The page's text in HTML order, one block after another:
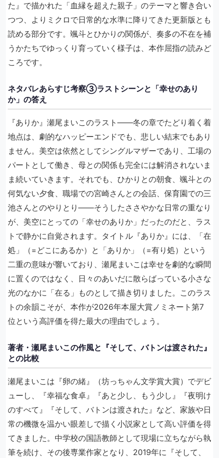
た』で描かれた「血縁を超えた親子」のテーマと響き合い
つつ、よりミクロで日常的な水準に降りてきた更新版とも
読める部分です。颯斗とひかりの関係が、奏多の不在を補
うかたちでゆっくり育っていく様子は、本作屈指の読みど
ころです。
ネタバレあらすじ考察③ラストシーンと「幸せのあり
か」の答え
『ありか』瀬尾まいこのラスト――冬の章でたどり着く着
地点は、劇的なハッピーエンドでも、悲しい結末でもあり
ません。美空は依然としてシングルマザーであり、工場の
パートとして働き、母との関係も完全には解消されないま
ま続いていきます。それでも、ひかりとの朝食、颯斗との
何気ない夕食、職場での宮崎さんとの会話、保育園での三
池さんとのやりとり――そうしたささやかな日常の重なり
が、美空にとっての「幸せのありか」だったのだと、ラス
トで静かに自覚されます。タイトル『ありか』には、「在
処」（=どこにあるか）と「ありか」（=有り処）という
二重の意味が響いており、瀬尾まいこは幸せを劇的な瞬間
に置くのではなく、日々のあいだに散らばっている小さな
光のなかに「在る」ものとして描き切りました。このラス
トの余韻こそが、本作が2026年本屋大賞ノミネート第7
位という高評価を得た最大の理由でしょう。
著者・瀬尾まいこの作風と『そして、バトンは渡された』
との比較
瀬尾まいこは『卵の緒』（坊っちゃん文学賞大賞）でデビ
ューし、『幸福な食卓』『あと少し、もう少し』『夜明け
のすべて』『そして、バトンは渡された』など、家族や日
常の機微を温かい眼差しで描く小説家として高い評価を得
てきました。中学校の国語教師として現場に立ちながら執
筆を続け、その後専業作家となり、2019年に『そして、